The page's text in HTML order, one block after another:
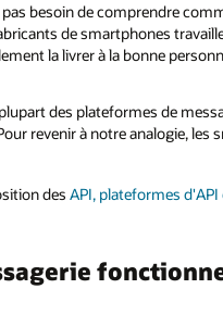
besoin de comprendre
de smartphones
la livrer à la bonne
des plateformes de
revenir à notre analogie,
desAPI, plateformes